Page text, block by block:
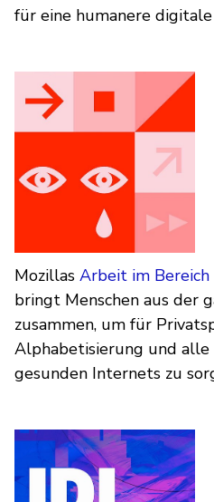
für eine humanere
Mozillas Arbeit im
bringt Menschen aus der
zusammen, um für
Alphabetisierung und alle
gesunden Internets zu